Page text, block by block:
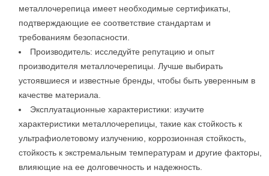
металлочерепица имеет необходимые сертификаты,
подтверждающие ее соответствие стандартам и
требованиям безопасности.
Производитель: исследуйте репутацию и опыт
производителя металлочерепицы. Лучше выбирать
устоявшиеся и известные бренды, чтобы быть уверенным в
качестве материала.
Эксплуатационные характеристики: изучите
характеристики металлочерепицы, такие как стойкость к
ультрафиолетовому излучению, коррозионная стойкость,
стойкость к экстремальным температурам и другие факторы,
влияющие на ее долговечность и надежность.